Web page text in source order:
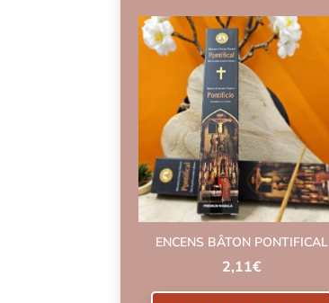
ENCENS BÂTON PONTIFICAL
2,11€